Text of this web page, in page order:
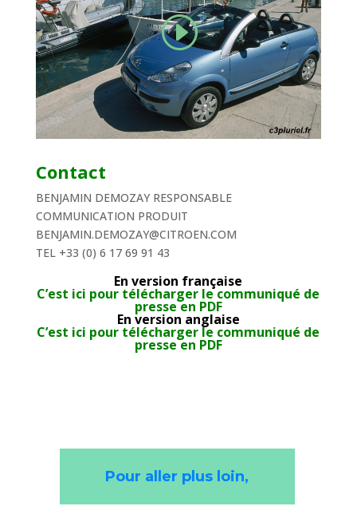
Contact
BENJAMIN DEMOZAY RESPONSABLE
COMMUNICATION PRODUIT
BENJAMIN.DEMOZAY@CITROEN.COM
TEL +33 (0) 6 17 69 91 43
En version française
C’est ici pour télécharger le communiqué de
presse en PDF
En version anglaise
C’est ici pour télécharger le communiqué de
presse en PDF
Pour aller plus loin,